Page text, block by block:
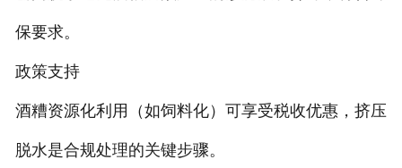
保要求‌。
政策支持‌
酒糟资源化利用（如饲料化）可享受税收优惠，挤压
脱水是合规处理的关键步骤‌。